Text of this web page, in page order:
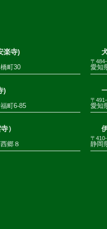
楽寺)
町30
〒484-
愛知
)
町6-85
〒
愛知
）
郷８
〒
静岡